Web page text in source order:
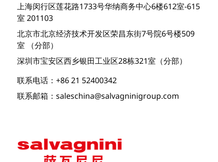
上海闵行区莲花路1733号华纳商务中心6楼612室-615
室 201103
北京市北京经济技术开发区荣昌东街7号院6号楼509
室 （分部）
深圳市宝安区西乡银田工业区28栋321室（分部）
联系电话：+86 21 52400342
联系邮箱：saleschina@salvagninigroup.com